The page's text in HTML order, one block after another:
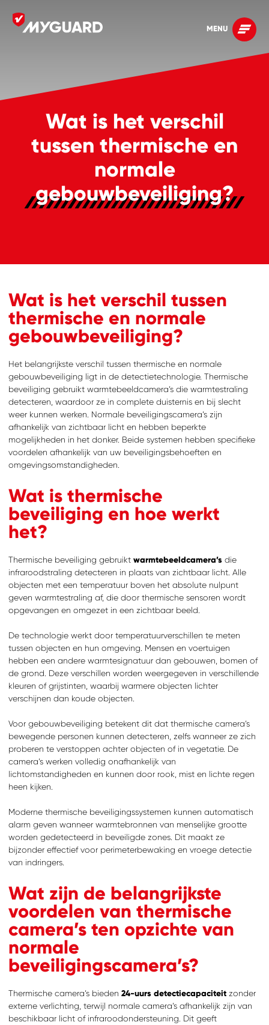
MENU
Wat is het verschil
tussen thermische en
normale
gebouwbeveiliging?
Wat is het verschil tussen
thermische en normale
gebouwbeveiliging?
Het belangrijkste verschil tussen thermische en normale
gebouwbeveiliging ligt in de detectietechnologie. Thermische
beveiliging gebruikt warmtebeeldcamera’s die warmtestraling
detecteren, waardoor ze in complete duisternis en bij slecht
weer kunnen werken. Normale beveiligingscamera’s zijn
afhankelijk van zichtbaar licht en hebben beperkte
mogelijkheden in het donker. Beide systemen hebben specifieke
voordelen afhankelijk van uw beveiligingsbehoeften en
omgevingsomstandigheden.
Wat is thermische
beveiliging en hoe werkt
het?
Thermische beveiliging gebruikt warmtebeeldcamera’s die
infraroodstraling detecteren in plaats van zichtbaar licht. Alle
objecten met een temperatuur boven het absolute nulpunt
geven warmtestraling af, die door thermische sensoren wordt
opgevangen en omgezet in een zichtbaar beeld.
De technologie werkt door temperatuurverschillen te meten
tussen objecten en hun omgeving. Mensen en voertuigen
hebben een andere warmtesignatuur dan gebouwen, bomen of
de grond. Deze verschillen worden weergegeven in verschillende
kleuren of grijstinten, waarbij warmere objecten lichter
verschijnen dan koude objecten.
Voor gebouwbeveiliging betekent dit dat thermische camera’s
bewegende personen kunnen detecteren, zelfs wanneer ze zich
proberen te verstoppen achter objecten of in vegetatie. De
camera’s werken volledig onafhankelijk van
lichtomstandigheden en kunnen door rook, mist en lichte regen
heen kijken.
Moderne thermische beveiligingssystemen kunnen automatisch
alarm geven wanneer warmtebronnen van menselijke grootte
worden gedetecteerd in beveiligde zones. Dit maakt ze
bijzonder effectief voor perimeterbewaking en vroege detectie
van indringers.
Wat zijn de belangrijkste
voordelen van thermische
camera’s ten opzichte van
normale
beveiligingscamera’s?
Thermische camera’s bieden 24-uurs detectiecapaciteit zonder
externe verlichting, terwijl normale camera’s afhankelijk zijn van
beschikbaar licht of infraroodondersteuning. Dit geeft